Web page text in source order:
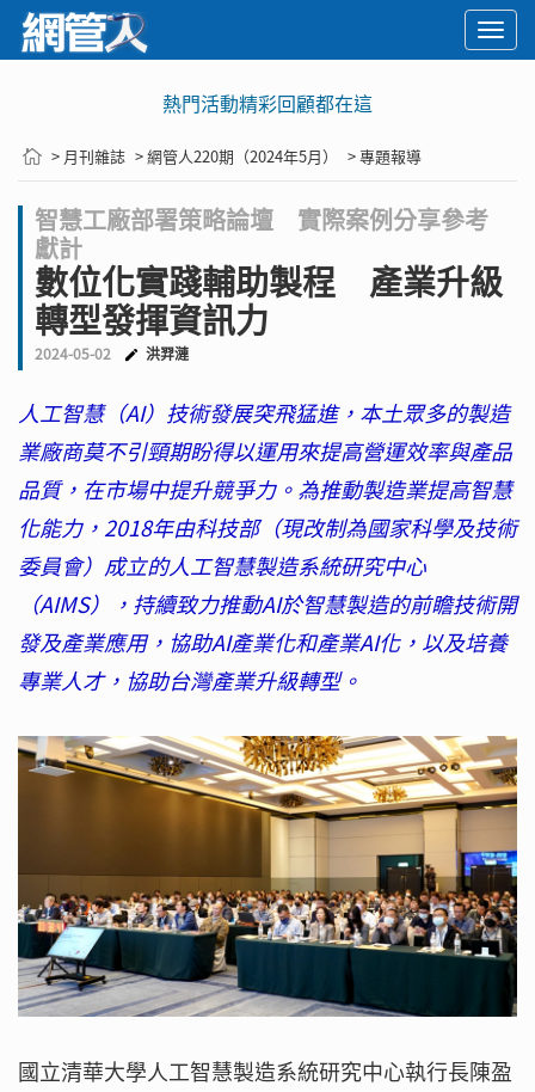
熱門活動精彩回顧都在這
> 月刊雜誌 > 網管人220期（2024年5月） > 專題報導
智慧工廠部署策略論壇 實際案例分享參考
獻計
數位化實踐輔助製程 產業升級
轉型發揮資訊力
2024-05-02 洪羿漣
人工智慧（AI）技術發展突飛猛進，本土眾多的製造
業廠商莫不引頸期盼得以運用來提高營運效率與產品
品質，在市場中提升競爭力。為推動製造業提高智慧
化能力，2018年由科技部（現改制為國家科學及技術
委員會）成立的人工智慧製造系統研究中心
（AIMS），持續致力推動AI於智慧製造的前瞻技術開
發及產業應用，協助AI產業化和產業AI化，以及培養
專業人才，協助台灣產業升級轉型。
國立清華大學人工智慧製造系統研究中心執行長陳盈